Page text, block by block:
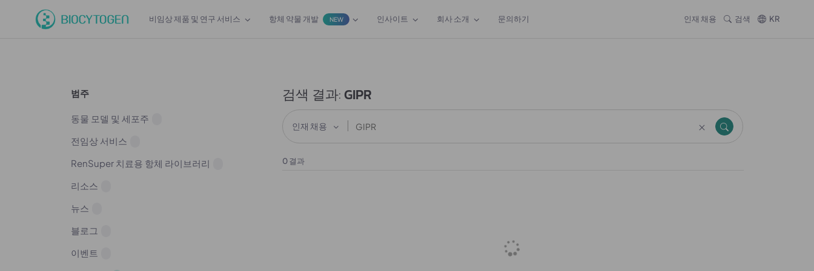
비임상 제품 및 연구 서비스 항체 약물 개발 NEW 인사이트 회사 소개 문의하기 인재 채용 검색 KR
범주
동물 모델 및 세포주
전임상 서비스
RenSuper 치료용 항체 라이브러리
리소스
뉴스
블로그
이벤트
검색 결과: GIPR
인재 채용
0결과